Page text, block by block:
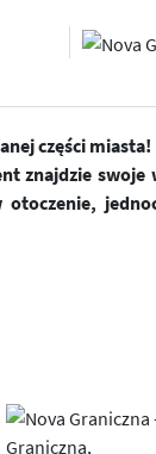
części miasta!
znajdzie swoje